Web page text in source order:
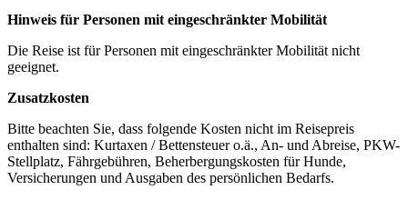
Hinweis für Personen mit eingeschränkter Mobilität
Die Reise ist für Personen mit eingeschränkter Mobilität nicht
geeignet.
Zusatzkosten
Bitte beachten Sie, dass folgende Kosten nicht im Reisepreis
enthalten sind: Kurtaxen / Bettensteuer o.ä., An- und Abreise, PKW-
Stellplatz, Fährgebühren, Beherbergungskosten für Hunde,
Versicherungen und Ausgaben des persönlichen Bedarfs.